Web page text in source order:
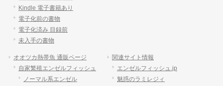
Kindle 電子書籍あり
電子化前の書物
電子化済み 目録前
未入手の書物
オオツカ熱帯魚 通販ページ
自家繁殖エンゼルフィッシュ
ノーマル系エンゼル
関連サイト情報
エンゼルフィッシュ.jp
魅惑のラミレジィ